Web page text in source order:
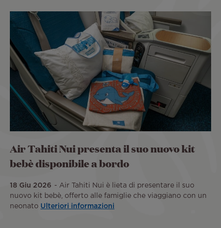
Air Tahiti Nui presenta il suo nuovo kit
bebè disponibile a bordo
18 Giu 2026
Air Tahiti Nui è lieta di presentare il suo
nuovo kit bebè, offerto alle famiglie che viaggiano con un
neonato Ulteriori informazioni